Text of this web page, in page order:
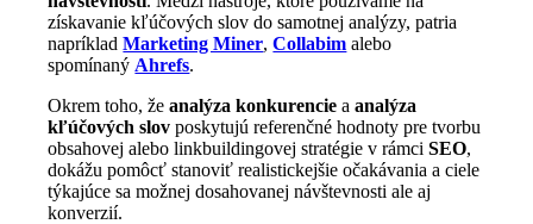
získavanie kľúčových slov do samotnej analýzy, patria
napríkladMarketing Miner,Collabim alebo
spomínaný Ahrefs.
Okrem toho, žeanalýza konkurencie aanalýza
kľúčových slov poskytujú referenčné hodnoty pre tvorbu
obsahovej alebo linkbuildingovej stratégie v rámciSEO,
dokážu pomôcť stanoviť realistickejšie očakávania a ciele
týkajúce sa možnej dosahovanej návštevnosti ale aj
konverzií.